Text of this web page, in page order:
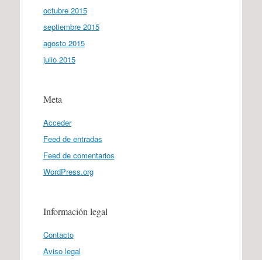
octubre 2015
septiembre 2015
agosto 2015
julio 2015
Meta
Acceder
Feed de entradas
Feed de comentarios
WordPress.org
Información legal
Contacto
Aviso legal